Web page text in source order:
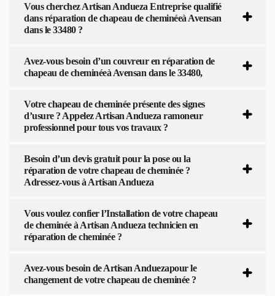
Vous cherchez Artisan Andueza Entreprise qualifié
dans réparation de chapeau de cheminéeà Avensan
dans le 33480 ?
Avez-vous besoin d’un couvreur en réparation de
chapeau de cheminéeà Avensan dans le 33480,
Votre chapeau de cheminée présente des signes
d’usure ? Appelez Artisan Andueza ramoneur
professionnel pour tous vos travaux ?
Besoin d’un devis gratuit pour la pose ou la
réparation de votre chapeau de cheminée ?
Adressez-vous à Artisan Andueza
Vous voulez confier l’Installation de votre chapeau
de cheminée à Artisan Andueza technicien en
réparation de cheminée ?
Avez-vous besoin de Artisan Anduezapour le
changement de votre chapeau de cheminée ?